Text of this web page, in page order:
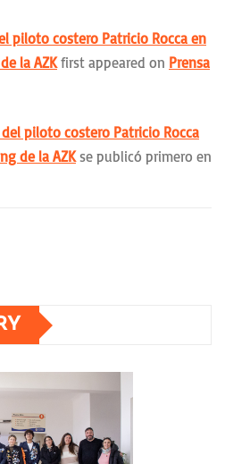
piloto costero Patricio Rocca en
la AZKfirst appeared on Prensa
piloto costero Patricio Rocca
de la AZKse publicó primero en